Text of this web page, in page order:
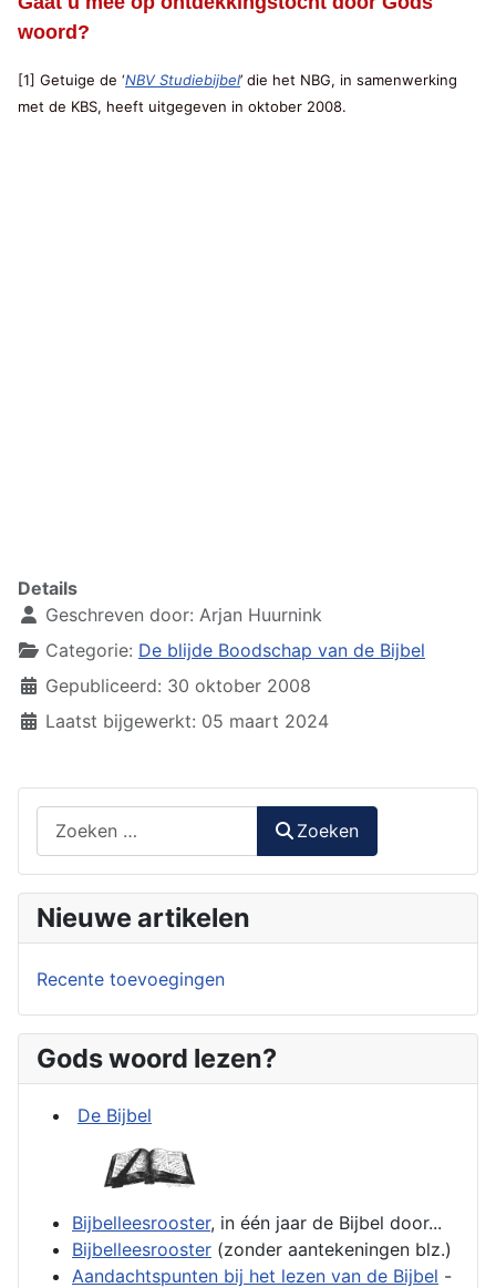
woord?
[1] Getuige de ‘NBV Studiebijbel’ die het NBG, in samenwerking
met de KBS, heeft uitgegeven in oktober 2008.
Details
Geschreven door: Arjan Huurnink
Categorie: De blijde Boodschap van de Bijbel
Gepubliceerd: 30 oktober 2008
Laatst bijgewerkt: 05 maart 2024
Zoeken
Nieuwe artikelen
Recente toevoegingen
Gods woord lezen?
De Bijbel
Bijbelleesrooster, in één jaar de Bijbel door...
Bijbelleesrooster (zonder aantekeningen blz.)
Aandachtspunten bij het lezen van de Bijbel -